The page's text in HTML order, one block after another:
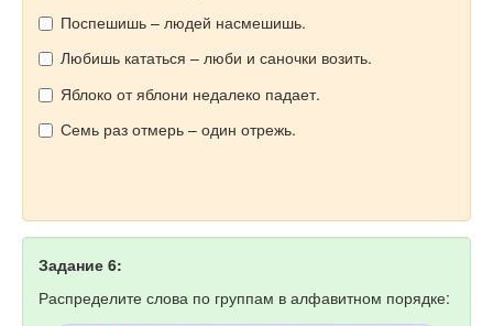
Поспешишь – людей насмешишь.
Любишь кататься – люби и саночки возить.
Яблоко от яблони недалеко падает.
Семь раз отмерь – один отрежь.
Задание 6:
Распределите слова по группам в алфавитном порядке: